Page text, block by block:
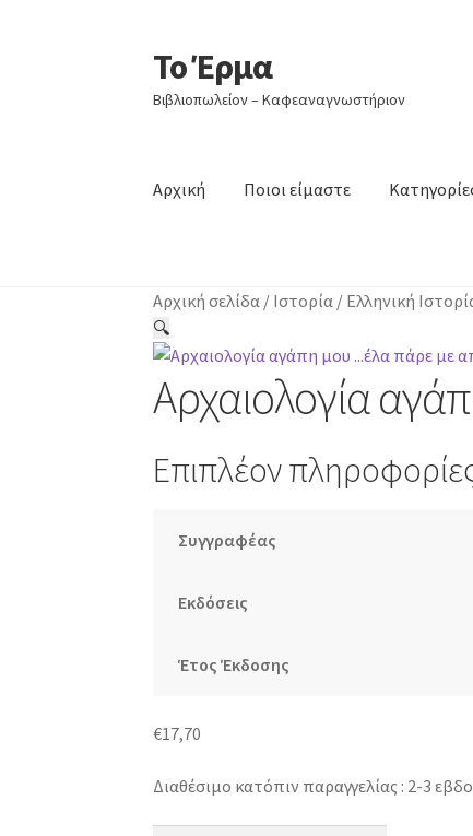
Απευθείας
μετάβαση
στην
Μετάβαση
σε
περιεχόμενο
Το Έρμα
Βιβλιοπωλείον – Καφεαναγνωστήριον
Αρχική Ποιοι είμαστε
Αρχική σελίδα / Ιστορία / Ελληνική
🔍
Αρχαιολογία
Επιπλέον
Συγγραφέας
Εκδόσεις
Έτος Έκδοσης
€17,70
Διαθέσιμο κατόπιν παραγγελίας : 2-3